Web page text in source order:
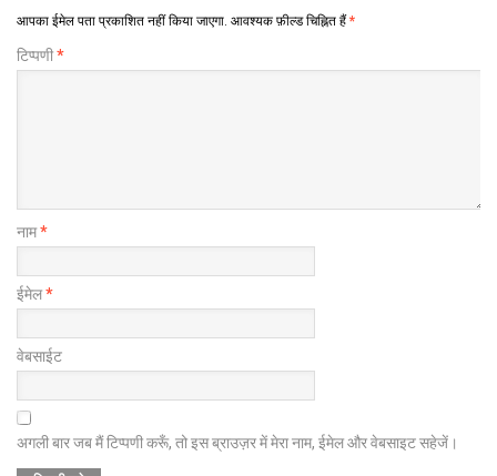
आपका ईमेल पता प्रकाशित नहीं किया जाएगा. आवश्यक फ़ील्ड चिह्नित हैं*
टिप्पणी*
नाम*
ईमेल*
वेबसाईट
अगली बार जब मैं टिप्पणी करूँ, तो इस ब्राउज़र में मेरा नाम, ईमेल और वेबसाइट सहेजें।